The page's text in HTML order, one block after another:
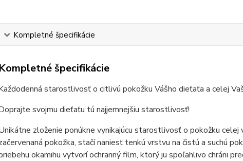
Kompletné špecifikácie
Kompletné špecifikácie
starostlivosť o citlivú pokožku Vášho dieťaťa a celej
svojmu dieťaťu tú najjemnejšiu starostlivosť!
zloženie ponúkne vynikajúcu starostlivosť o pokožku
pokožka, stačí naniesť tenkú vrstvu na čistú a suchú
okamihu vytvorí ochranný film, ktorý ju spoľahlivo chráni